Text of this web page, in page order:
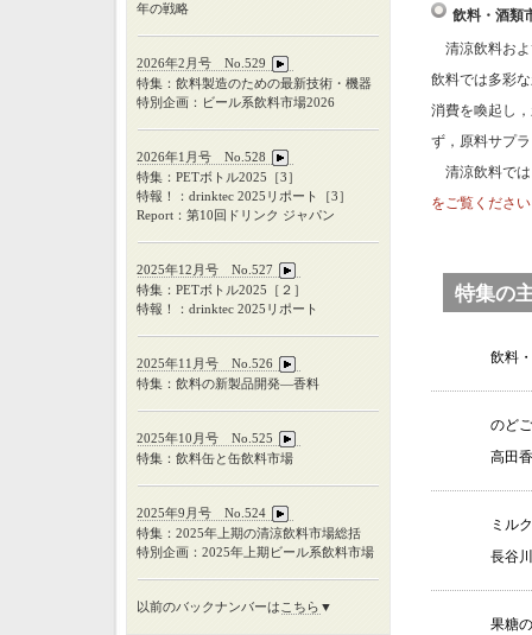
飲料・酒類
清涼飲料およ
飲料では多彩
消費を喚起し
ず，原料サプ
清涼飲料では
をご覧くださ
特集の
飲料
のど
高田
ミル
長谷
果糖
年の戦略
2026年2月号 No.529
特集：飲料製造のための最新技術・機器
特別企画：ビール系飲料市場2026
2026年1月号 No.528
特集：PETボトル2025［3］
特報！：drinktec 2025リポート［3］
Report：第10回ドリンク ジャパン
2025年12月号 No.527
特集：PETボトル2025
［２］
特報！：drinktec 2025 リポート
2025年11月号 No.526
特集：飲料の新製品開発―香料
2025年10月号 No.525
特集：飲料缶と缶飲料市場
2025年9月号 No.524
特集：2025年上期の清涼飲料市場総括
特別企画：2025年上期ビール系飲料市場
以前のバックナンバーは こちら ▼